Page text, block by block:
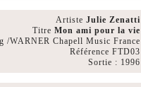
Artiste Julie Zenatti
Titre Mon ami pour la vie
WARNER Chapell Music France
Référence FTD03
Sortie : 1996